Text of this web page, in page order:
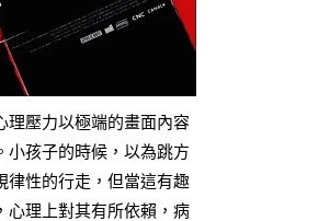
理壓力以極端的畫面內容
小孩子的時候，以為跳方
律性的行走，但當這有趣
心理上對其有所依賴，病